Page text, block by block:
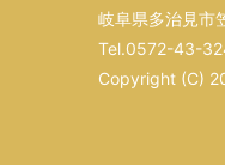
岐阜県多治見市
Tel.0572-43-
Copyright (C)